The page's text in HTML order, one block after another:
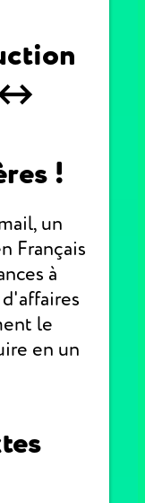
↔
!
un
Français
à
le
en un